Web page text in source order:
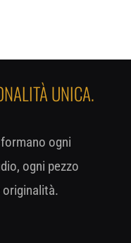
UNICA.
ogni
ogni pezzo